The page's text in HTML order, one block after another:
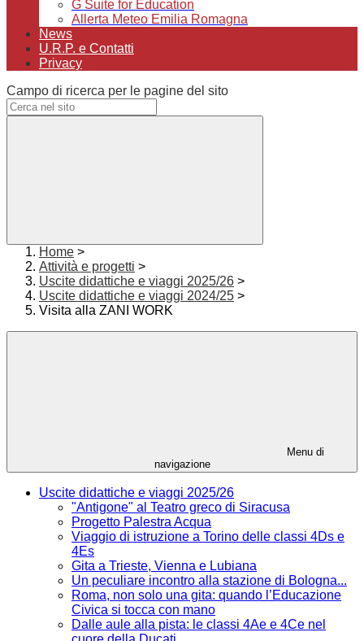
G Suite for Education
Allerta Meteo Emilia Romagna
News
U.R.P. e Contatti
Privacy
Campo di ricerca per le pagine del sito
Home >
Attività e progetti >
Uscite didattiche e viaggi 2025/26 >
Uscite didattiche e viaggi 2024/25 >
Visita alla ZANI WORK
Menu di
navigazione
Uscite didattiche e viaggi 2025/26
"Antigone" al Teatro greco di Siracusa
Progetto Palestra Acqua
Viaggio di istruzione a Torino delle classi 4Ds e
4Es
Gita a Trieste, Vienna e Lubiana
Un peculiare incontro alla stazione di Bologna...
Roma, non solo una gita: quando l’Educazione
Civica si tocca con mano
Dalle aule alla pista: le classi 4Ae e 4Ce nel